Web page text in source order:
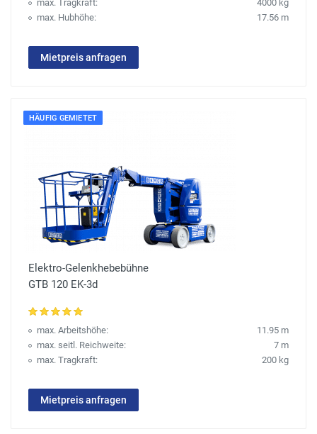
max. Tragkraft:
4000 kg
max. Hubhöhe:
17.56 m
Mietpreis anfragen
HÄUFIG GEMIETET
Elektro-Gelenkhebebühne
GTB 120 EK-3d
max. Arbeitshöhe:
11.95 m
max. seitl. Reichweite:
7 m
max. Tragkraft:
200 kg
Mietpreis anfragen